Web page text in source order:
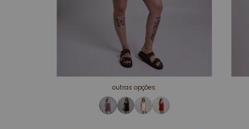
outras opções: